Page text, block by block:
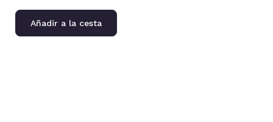
Añadir a la cesta